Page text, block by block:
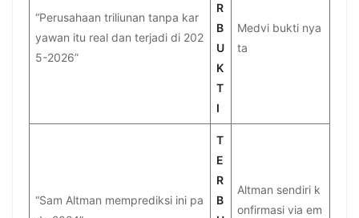
“Perusahaan triliunan tanpa kar
yawan itu real dan terjadi di 202
5-2026”
R
B
U
K
T
I
Medvi bukti nya
ta
“Sam Altman memprediksi ini pa
T
E
R
B
Altman sendiri k
onfirmasi via em